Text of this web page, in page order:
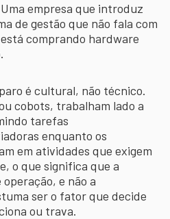
empresa que introduz
de gestão que não fala com
comprando hardware
é cultural, não técnico.
cobots, trabalham lado a
tarefas
enquanto os
em atividades que exigem
o que significa que a
e não a
ser o fator que decide
ou trava.